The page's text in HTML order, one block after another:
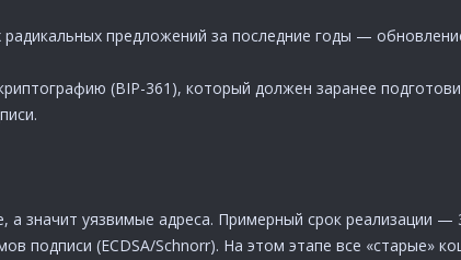
предложений за последние годы —
(BIP-361), который должен заранее
значит уязвимые адреса. Примерный срок реализации —
подписи (ECDSA/Schnorr). На этом этапе все «старые»